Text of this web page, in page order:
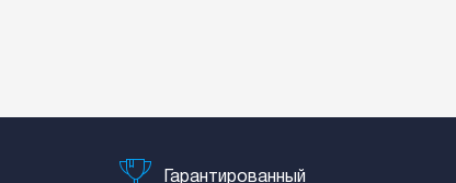
Гарантированный